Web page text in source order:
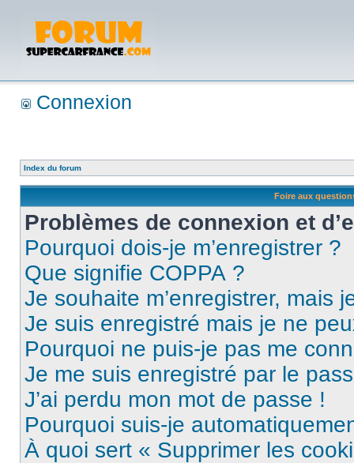
Connexion
Index du forum
Foire aux
Problèmes de connexion et
Pourquoi dois-je m’enregistrer ?
Que signifie COPPA ?
Je souhaite m’enregistrer, mais
Je suis enregistré mais je ne
Pourquoi ne puis-je pas me
Je me suis enregistré par le
J’ai perdu mon mot de passe !
Pourquoi suis-je
À quoi sert « Supprimer les